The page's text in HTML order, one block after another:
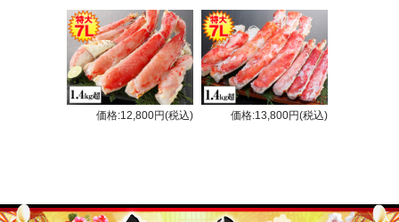
価格:12,800円(税込) 価格:13,800円(税込)